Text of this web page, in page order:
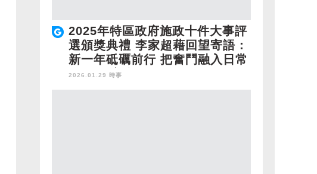
2025年特區政府施政十件大事評
選頒獎典禮 李家超藉回望寄語：
新一年砥礪前行 把奮鬥融入日常
工作 同心奮鬥！
2026.01.29 時事